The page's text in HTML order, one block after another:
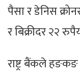
पैसा र डेनिस
र बिक्रीदर २२
राष्ट्र बैंकले